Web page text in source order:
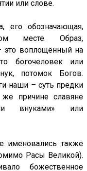
или слове.
его обозначающая,
месте. Образ,
это воплощённый на
богочеловек или
потомок Богов.
наши – суть предки
причине славяне
внуками» или
именовались также
Расы Великой).
божественное